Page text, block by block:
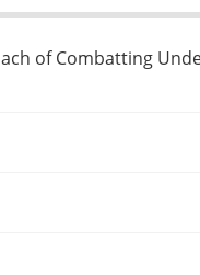
of Combatting